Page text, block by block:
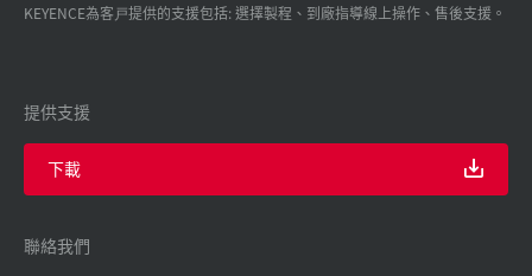
KEYENCE為客戸提供的支援包括: 選擇製程、到廠指導線上操作、售後支援。
提供支援
下載
聯絡我們